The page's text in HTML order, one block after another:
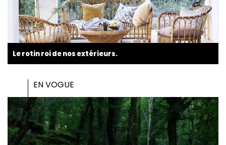
Le rotin roi de nos extérieurs.
EN VOGUE